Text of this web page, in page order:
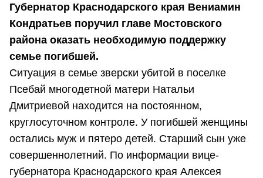
Губернатор Краснодарского края Вениамин
Кондратьев поручил главе Мостовского
района оказать необходимую поддержку
семье погибшей.
Ситуация в семье зверски убитой в поселке
Псебай многодетной матери Натальи
Дмитриевой находится на постоянном,
круглосуточном контроле. У погибшей женщины
остались муж и пятеро детей. Старший сын уже
совершеннолетний. По информации вице-
губернатора Краснодарского края Алексея